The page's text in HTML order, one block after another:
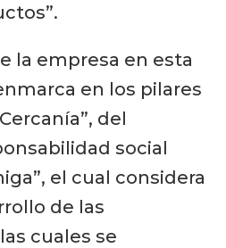
la empresa en esta
en los pilares
del
social
el cual considera
de las
cuales se